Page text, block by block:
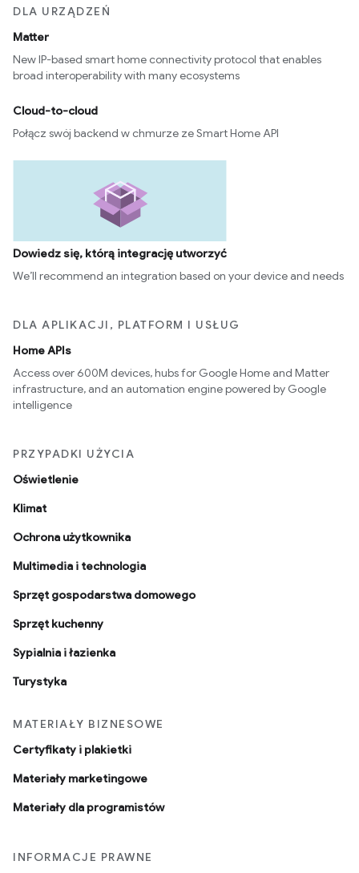
DLA URZĄDZEŃ
Matter
New IP-based smart home connectivity protocol that enables
broad interoperability with many ecosystems
Cloud-to-cloud
Połącz swój backend w chmurze ze Smart Home API
Dowiedz się, którą integrację utworzyć
We’ll recommend an integration based on your device and needs
DLA APLIKACJI, PLATFORM I USŁUG
Home APIs
Access over 600M devices, hubs for Google Home and Matter
infrastructure, and an automation engine powered by Google
intelligence
PRZYPADKI UŻYCIA
Oświetlenie
Klimat
Ochrona użytkownika
Multimedia i technologia
Sprzęt gospodarstwa domowego
Sprzęt kuchenny
Sypialnia i łazienka
Turystyka
MATERIAŁY BIZNESOWE
Certyfikaty i plakietki
Materiały marketingowe
Materiały dla programistów
INFORMACJE PRAWNE